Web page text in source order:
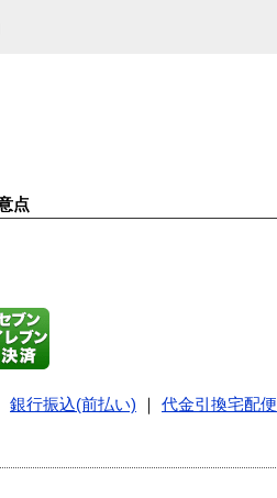
点
銀行振込(前払い) 代金引換宅配便